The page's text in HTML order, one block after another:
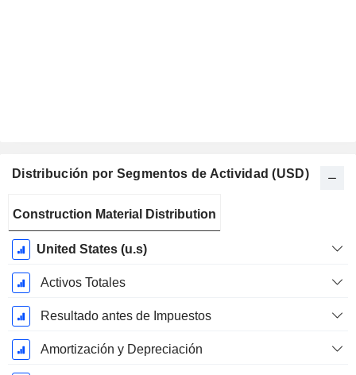
Distribución por Segmentos de Actividad (USD)
fiscal:
Diciembre
Construction Material Distribution
United States (u.s)
Activos Totales
Resultado antes de Impuestos
Amortización y Depreciación